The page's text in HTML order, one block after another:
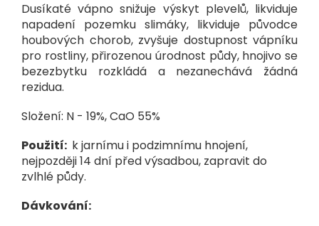
Dusíkaté vápno snižuje výskyt plevelů, likviduje
napadení pozemku slimáky, likviduje původce
houbových chorob, zvyšuje dostupnost vápníku
pro rostliny, přirozenou úrodnost půdy, hnojivo se
bezezbytku rozkládá a nezanechává žádná
rezidua.
Složení: N - 19%, CaO 55%
Použití: k jarnímu i podzimnímu hnojení,
nejpozději 14 dní před výsadbou, zapravit do
zvlhlé půdy.
Dávkování: